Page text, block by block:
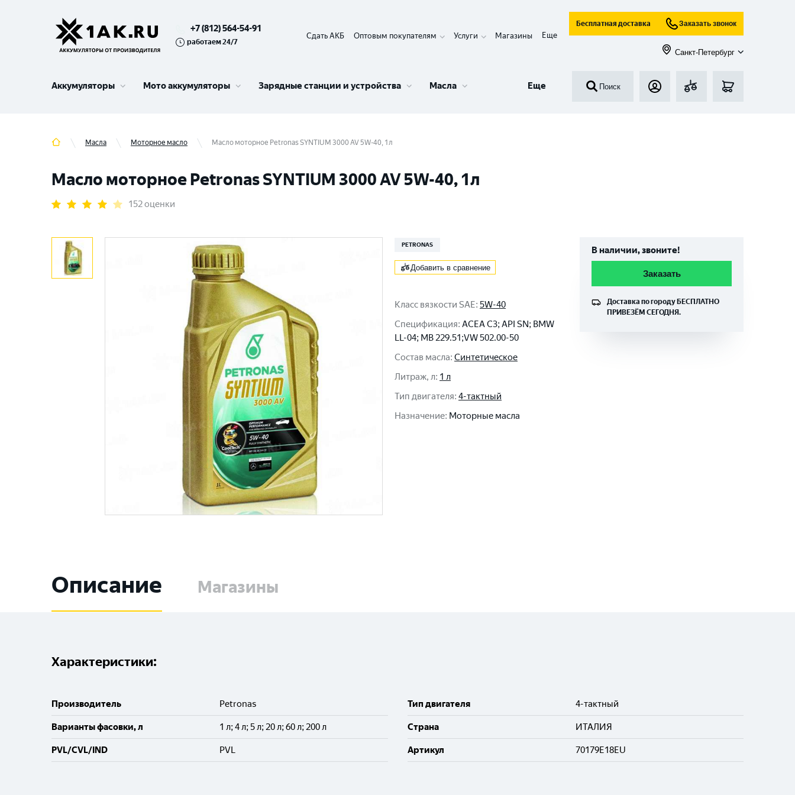
+7 (812) 564-54-91
работаем 24/7
Сдать АКБ Оптовым покупателям Услуги Магазины Еще
Бесплатная доставка Заказать звонок
Санкт-Петербург
Аккумуляторы Мото аккумуляторы Зарядные станции и устройства Масла Еще Поиск
Масла Моторное масло Масло моторное Petronas SYNTIUM 3000 AV 5W-40, 1л
Масло моторное Petronas SYNTIUM 3000 AV 5W-40, 1л
152 оценки
PETRONAS
Добавить в сравнение
Класс вязкости SAE: 5W-40
Спецификация: ACEA C3; API SN; BMW
LL-04; MB 229.51;VW 502.00-50
Состав масла: Синтетическое
Литраж, л: 1 л
Тип двигателя: 4-тактный
Назначение: Моторные масла
В наличии, звоните!
Заказать
Доставка по городу БЕСПЛАТНО
ПРИВЕЗЁМ СЕГОДНЯ.
Описание Магазины
Характеристики:
Производитель Petronas
Варианты фасовки, л 1 л; 4 л; 5 л; 20 л; 60 л; 200 л
PVL/CVL/IND PVL
Тип двигателя 4-тактный
Cтрана ИТАЛИЯ
Артикул 70179E18EU